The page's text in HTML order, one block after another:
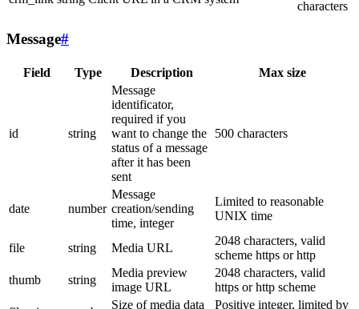
characters
Message#
Field Type Description Max size
id string
Message
identificator,
required if you
want to change the
status of a message
after it has been
sent
500 characters
date number
Message
creation/sending
time, integer
Limited to reasonable
UNIX time
file string Media URL
2048 characters, valid
scheme https or http
thumb
string
Media preview
image URL
2048 characters, valid
https or http scheme
Size of media data
Positive integer, limited by